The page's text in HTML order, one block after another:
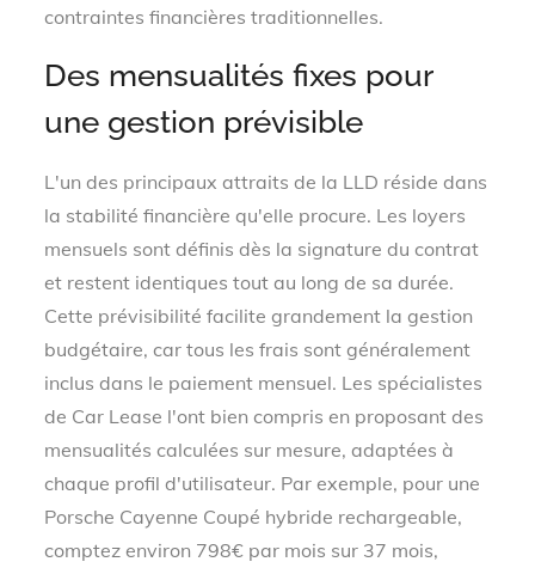
contraintes financières traditionnelles.
Des mensualités fixes pour
une gestion prévisible
L'un des principaux attraits de la LLD réside dans
la stabilité financière qu'elle procure. Les loyers
mensuels sont définis dès la signature du contrat
et restent identiques tout au long de sa durée.
Cette prévisibilité facilite grandement la gestion
budgétaire, car tous les frais sont généralement
inclus dans le paiement mensuel. Les spécialistes
de Car Lease l'ont bien compris en proposant des
mensualités calculées sur mesure, adaptées à
chaque profil d'utilisateur. Par exemple, pour une
Porsche Cayenne Coupé hybride rechargeable,
comptez environ 798€ par mois sur 37 mois,